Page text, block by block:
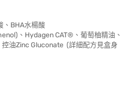
、BHA水楊酸
、Hydagen CAT®、葡萄柚精油、
油Zinc Gluconate (詳細配方見盒身